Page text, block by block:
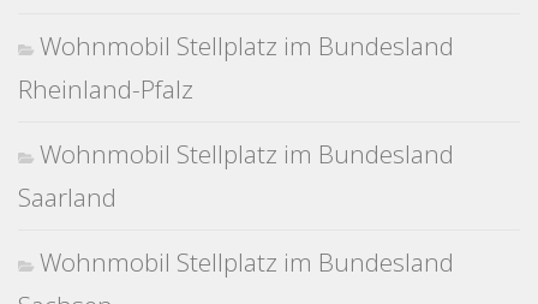
Wohnmobil Stellplatz im Bundesland
Rheinland-Pfalz
Wohnmobil Stellplatz im Bundesland
Saarland
Wohnmobil Stellplatz im Bundesland